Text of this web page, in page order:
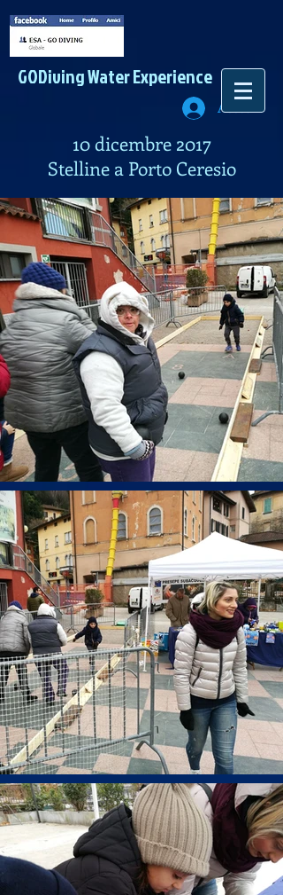
GODivingWater Experience
Accedi
10 dicembre 2017
Stelline a Porto Ceresio